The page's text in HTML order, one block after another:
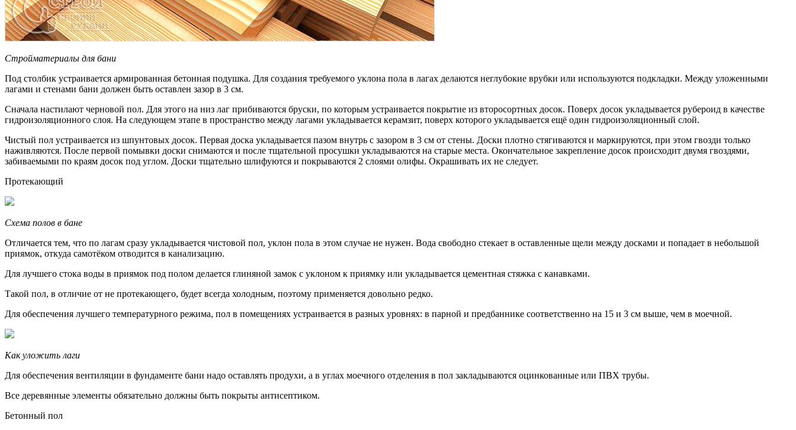
Стройматериалы для бани
Под столбик устраивается армированная бетонная подушка. Для создания требуемого уклона пола в лагах делаются неглубокие врубки или используются подкладки. Между уложенными
лагами и стенами бани должен быть оставлен зазор в 3 см.
Сначала настилают черновой пол. Для этого на низ лаг прибиваются бруски, по которым устраивается покрытие из второсортных досок. Поверх досок укладывается рубероид в качестве
гидроизоляционного слоя. На следующем этапе в пространство между лагами укладывается керамзит, поверх которого укладывается ещё один гидроизоляционный слой.
Чистый пол устраивается из шпунтовых досок. Первая доска укладывается пазом внутрь с зазором в 3 см от стены. Доски плотно стягиваются и маркируются, при этом гвозди только
наживляются. После первой помывки доски снимаются и после тщательной просушки укладываются на старые места. Окончательное закрепление досок происходит двумя гвоздями,
забиваемыми по краям досок под углом. Доски тщательно шлифуются и покрываются 2 слоями олифы. Окрашивать их не следует.
Протекающий
Схема полов в бане
Отличается тем, что по лагам сразу укладывается чистовой пол, уклон пола в этом случае не нужен. Вода свободно стекает в оставленные щели между досками и попадает в небольшой
приямок, откуда самотёком отводится в канализацию.
Для лучшего стока воды в приямок под полом делается глиняной замок с уклоном к приямку или укладывается цементная стяжка с канавками.
Такой пол, в отличие от не протекающего, будет всегда холодным, поэтому применяется довольно редко.
Для обеспечения лучшего температурного режима, пол в помещениях устраивается в разных уровнях: в парной и предбаннике соответственно на 15 и 3 см выше, чем в моечной.
Как уложить лаги
Для обеспечения вентиляции в фундаменте бани надо оставлять продухи, а в углах моечного отделения в пол закладываются оцинкованные или ПВХ трубы.
Все деревянные элементы обязательно должны быть покрыты антисептиком.
Бетонный пол